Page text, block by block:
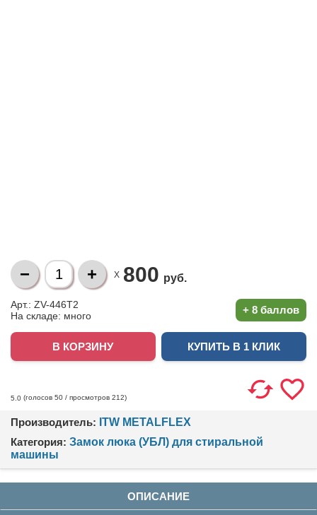
X 800 руб.
Арт.: ZV-446T2
На складе: много + 8 баллов
КУПИТЬ В 1 КЛИК
5.0 (голосов 50 / просмотров 212)
Производитель: ITW METALFLEX
Категория: Замок люка (УБЛ) для стиральной
машины
ОПИСАНИЕ